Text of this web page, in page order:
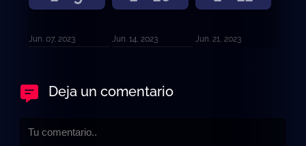
Jun. 07, 2023 Jun. 14, 2023 Jun. 21, 2023
Deja un comentario